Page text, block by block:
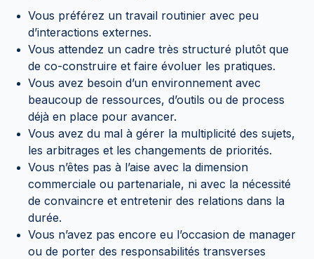
Vous préférez un travail routinier avec peu
d’interactions externes.
Vous attendez un cadre très structuré plutôt que
de co-construire et faire évoluer les pratiques.
Vous avez besoin d’un environnement avec
beaucoup de ressources, d’outils ou de process
déjà en place pour avancer.
Vous avez du mal à gérer la multiplicité des sujets,
les arbitrages et les changements de priorités.
Vous n’êtes pas à l’aise avec la dimension
commerciale ou partenariale, ni avec la nécessité
de convaincre et entretenir des relations dans la
durée.
Vous n’avez pas encore eu l’occasion de manager
ou de porter des responsabilités transverses